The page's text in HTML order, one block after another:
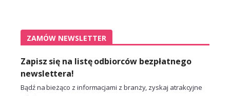
ZAMÓW NEWSLETTER
Zapisz się na listę odbiorców bezpłatnego
newslettera!
Bądź na bieżąco z informacjami z branży, zyskaj atrakcyjne